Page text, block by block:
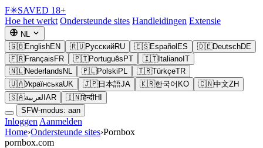
F✳SAVED 18+
Hoe het werkt Ondersteunde sites Handleidingen Extensie
NL
🇬🇧EnglishEN 🇷🇺РусскийRU 🇪🇸Español ES 🇩🇪DeutschDE
🇫🇷Français FR 🇵🇹Português PT 🇮🇹Italiano IT
🇳🇱Nederlands NL 🇵🇱Polski PL 🇹🇷TürkçeTR
🇺🇦УкраїнськаUK 🇯🇵日本語JA 🇰🇷한국어 KO 🇨🇳中文ZH
🇸🇦العربية AR 🇮🇳हिन्दीHI
SFW-modus: aan
Inloggen Aanmelden
Home›Ondersteunde sites›Pornbox
pornbox.com